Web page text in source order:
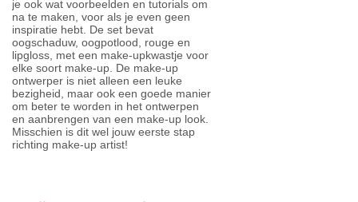
je ook wat voorbeelden en tutorials om
na te maken, voor als je even geen
inspiratie hebt. De set bevat
oogschaduw, oogpotlood, rouge en
lipgloss, met een make-upkwastje voor
elke soort make-up. De make-up
ontwerper is niet alleen een leuke
bezigheid, maar ook een goede manier
om beter te worden in het ontwerpen
en aanbrengen van een make-up look.
Misschien is dit wel jouw eerste stap
richting make-up artist!